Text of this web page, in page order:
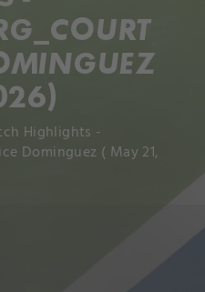
Highlights -
Dominguez ( May 21,